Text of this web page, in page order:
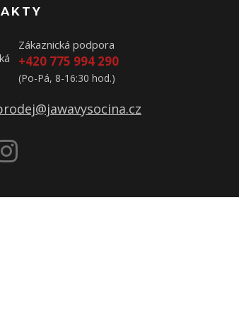
Zákaznická podpora
+420 775 994 290
(Po-Pá, 8-16:30 hod.)